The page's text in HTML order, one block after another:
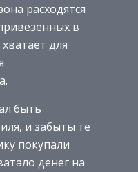
расходятся
в
для
быть
и забыты те
покупали
денег на